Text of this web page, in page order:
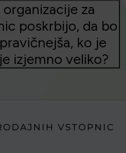
za
poskrbijo, da bo
ko je
izjemno veliko?
VSTOPNIC